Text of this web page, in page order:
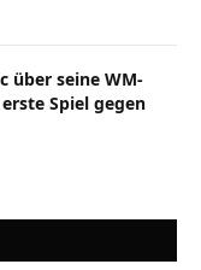
über seine WM-
Spiel gegen